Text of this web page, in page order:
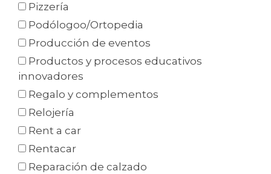
Pizzería
Podólogoo/Ortopedia
Producción de eventos
Productos y procesos educativos
innovadores
Regalo y complementos
Relojería
Rent a car
Rentacar
Reparación de calzado